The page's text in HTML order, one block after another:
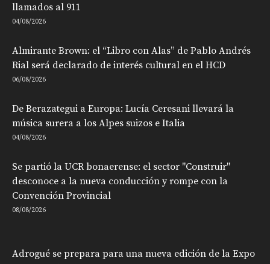
llamados al 911
04/08/2026
Almirante Brown: el “Libro con Alas” de Pablo Andrés
Rial será declarado de interés cultural en el HCD
06/08/2026
De Berazategui a Europa: Lucía Ceresani llevará la
música surera a los Alpes suizos e Italia
04/08/2026
Se partió la UCR bonaerense: el sector "Construir"
desconoce a la nueva conducción y rompe con la
Convención Provincial
08/08/2026
Adrogué se prepara para una nueva edición de la Expo